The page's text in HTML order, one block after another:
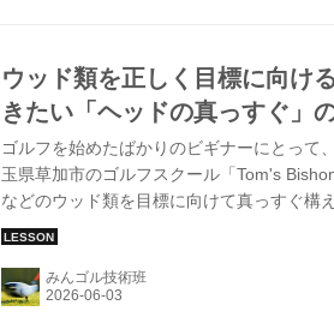
ウッド類を正しく目標に向け
きたい「ヘッドの真っすぐ」
ゴルフを始めたばかりのビギナーにとって
玉県草加市のゴルフスクール「Tom's
などのウッド類を目標に向けて真っすぐ構
みんゴル技術班